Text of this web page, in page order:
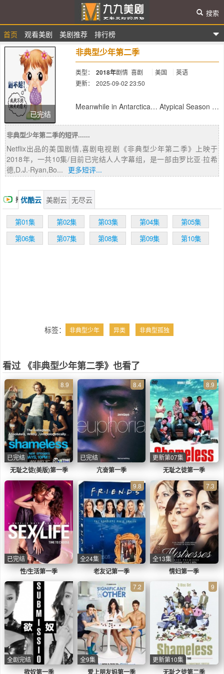
九九美剧
首页 观看美剧 美剧推荐 排行榜
搜索
已完结
非典型少年第二季
类型： 2018年剧情 喜剧 美国
英语
更新：
2025-09-02 23:50
Meanwhile in Antarctica… Atypical Season 2
非典型少年第二季的短评......
Netflix出品的美国剧情,喜剧电视剧《非典型少年第二季》上映于
2018年，一共10集/目前已完结人人字幕组，是一部由罗比亚·拉希
德,D.J.·Ryan,Bo... 更多短评...
播优酷云 美剧云 无尽云
第01集 第02集 第03集 第04集
第05集
第06集
第07集 第08集 第09集 第10集
标签： 非典型少年 异类 非典型孤独
看过 《非典型少年第二季》也看了
无耻之徒(美版)第一季
8.9
已完结
亢奋第一季
8.4
已完结
无耻之徒第一季
8.9
更新第07集
性/生活第一季
已完结
老友记第一季
9.8
全24集
情妇第一季
7.3
全13集
欲奴第一季
全剧完结
爱上朋友妈第一季
7.2
全9集
无耻之徒第二季
9
更新第10集